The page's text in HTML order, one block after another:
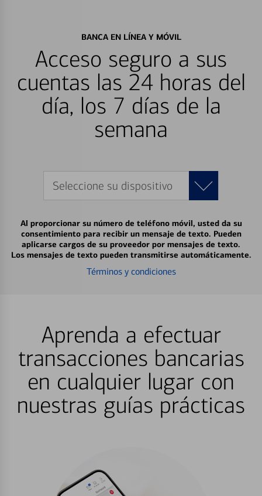
BANCA EN LÍNEA Y MÓVIL
Acceso seguro a sus
cuentas las 24 horas del
día, los 7 días de la
semana
Seleccione su dispositivo
Al proporcionar su número de teléfono móvil, usted da su
consentimiento para recibir un mensaje de texto. Pueden
aplicarse cargos de su proveedor por mensajes de texto.
Los mensajes de texto pueden transmitirse automáticamente.
Términos y condiciones
Aprenda a efectuar
transacciones bancarias
en cualquier lugar con
nuestras guías prácticas